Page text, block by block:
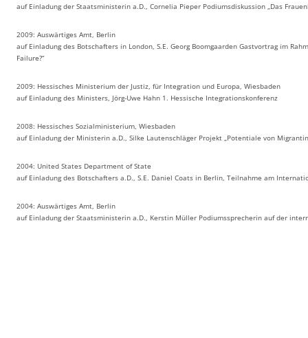
auf Einladung der Staatsministerin a.D., Cornelia Pieper Podiumsdiskussion „Das
2009: Auswärtiges Amt, Berlin
auf Einladung des Botschafters in London, S.E. Georg Boomgaarden Gastvortrag im
Failure?“
2009: Hessisches Ministerium der Justiz, für Integration und Europa, Wiesbaden
auf Einladung des Ministers, Jörg-Uwe Hahn 1. Hessische Integrationskonferenz
2008: Hessisches Sozialministerium, Wiesbaden
auf Einladung der Ministerin a.D., Silke Lautenschläger Projekt „Potentiale von
2004: United States Department of State
auf Einladung des Botschafters a.D., S.E. Daniel Coats in Berlin, Teilnahme am
2004: Auswärtiges Amt, Berlin
auf Einladung der Staatsministerin a.D., Kerstin Müller Podiumssprecherin auf der